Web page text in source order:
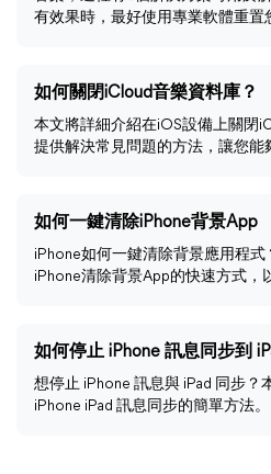
有效果時，最好使用專業軟體重置
如何關閉iCloud音樂資料庫？
本文將詳細介紹在iOS設備上關閉
提供解決常見問題的方法，讓您能
如何一鍵清除iPhone背景App
iPhone如何一鍵清除背景應用程
iPhone清除背景App的快速方式，
如何停止 iPhone 訊息同步到
想停止 iPhone 訊息與 iPad 同步？
iPhone iPad 訊息同步的簡單方法。